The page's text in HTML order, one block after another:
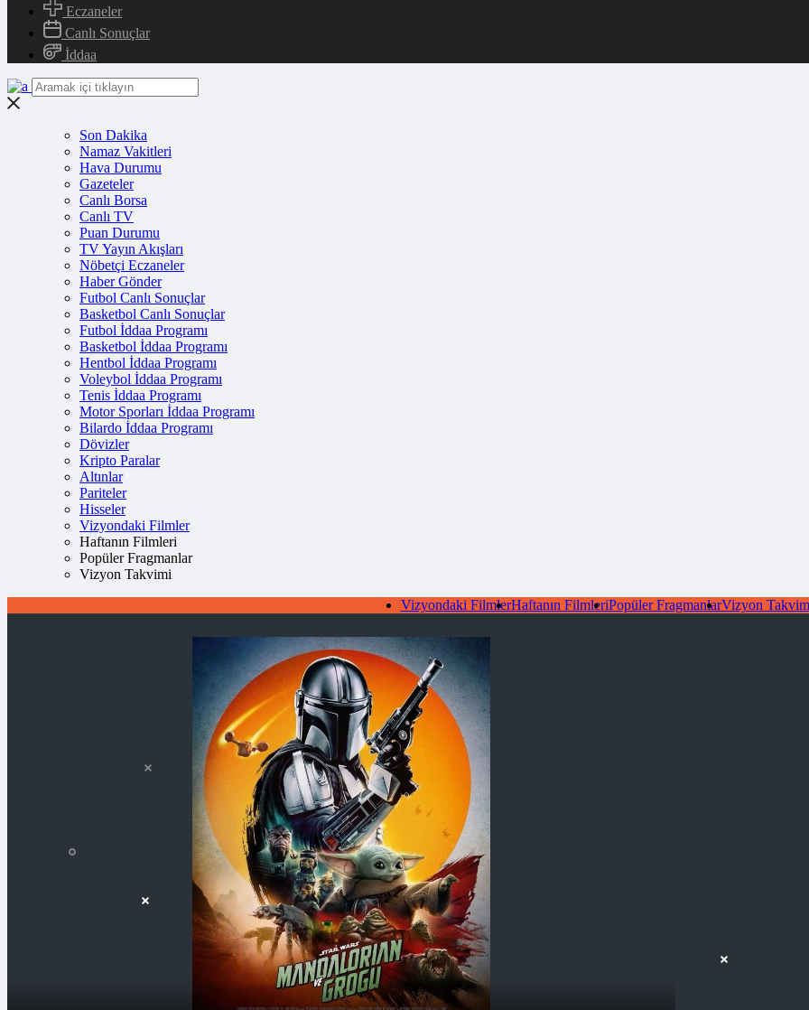
Eczaneler
Canlı Sonuçlar
İddaa
Son Dakika
Namaz Vakitleri
Hava Durumu
Gazeteler
Canlı Borsa
Canlı TV
Puan Durumu
TV Yayın Akışları
Nöbetçi Eczaneler
Haber Gönder
Futbol Canlı Sonuçlar
Basketbol Canlı Sonuçlar
Futbol İddaa Programı
Basketbol İddaa Programı
Hentbol İddaa Programı
Voleybol İddaa Programı
Tenis İddaa Programı
Motor Sporları İddaa Programı
Bilardo İddaa Programı
Dövizler
Kripto Paralar
Altınlar
Pariteler
Hisseler
Vizyondaki Filmler
Haftanın Filmleri
Popüler Fragmanlar
Vizyon Takvimi
Vizyondaki FilmlerHaftanın FilmleriPopüler FragmanlarVizyon